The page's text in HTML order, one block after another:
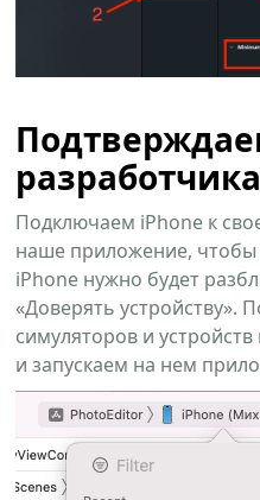
Подключаем iPhone к
наше приложение,
iPhone нужно будет
«Доверять устройству».
симуляторов и
и запускаем на нем